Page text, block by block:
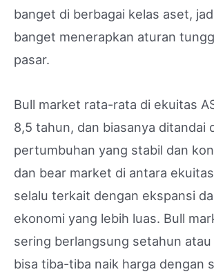
banget di berbagai kelas aset,
banget menerapkan aturan
pasar.
Bull market rata-rata di ekuitas
8,5 tahun, dan biasanya ditandai
pertumbuhan yang stabil dan
dan bear market di antara
selalu terkait dengan ekspansi
ekonomi yang lebih luas. Bull
sering berlangsung setahun
bisa tiba-tiba naik harga dengan